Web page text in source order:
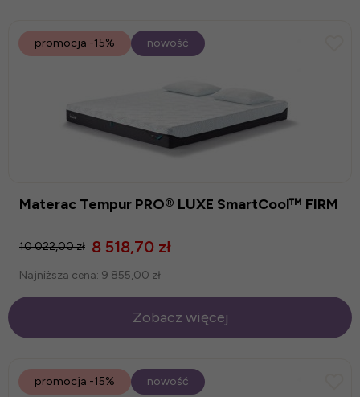
Materac Tempur PRO® LUXE SmartCool™ FIRM
8 518,70 zł
10 022,00 zł
Najniższa cena: 9 855,00 zł
Zobacz więcej
promocja -15% nowość
promocja -15% nowość